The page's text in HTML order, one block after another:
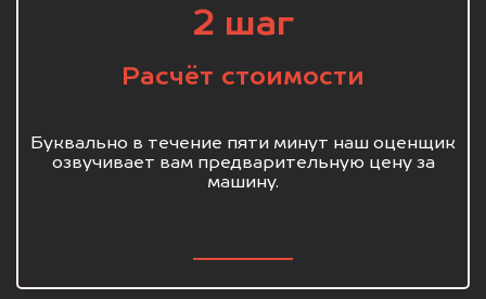
2 шаг
Расчёт стоимости
Буквально в течение пяти минут наш оценщик
озвучивает вам предварительную цену за
машину.